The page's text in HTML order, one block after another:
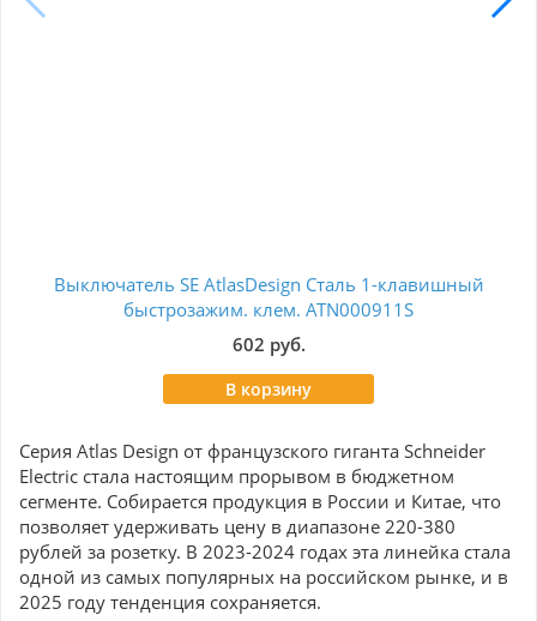
Выключатель SE AtlasDesign Сталь 1-клавишный
быстрозажим. клем. ATN000911S
602 руб.
В корзину
Серия Atlas Design от французского гиганта Schneider
Electric стала настоящим прорывом в бюджетном
сегменте. Собирается продукция в России и Китае, что
позволяет удерживать цену в диапазоне 220-380
рублей за розетку. В 2023-2024 годах эта линейка стала
одной из самых популярных на российском рынке, и в
2025 году тенденция сохраняется.